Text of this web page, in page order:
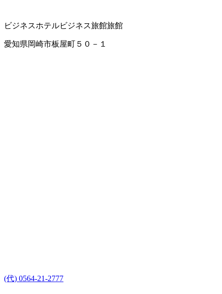
ビジネスホテルビジネス旅館旅館
愛知県岡崎市板屋町５０－１
(代) 0564-21-2777